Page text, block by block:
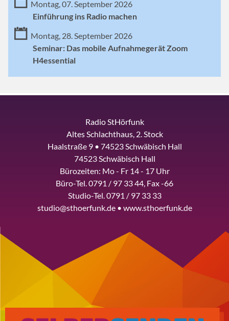
Montag, 07. September 2026
Einführung ins Radio machen
Montag, 28. September 2026
Seminar: Das mobile Aufnahmegerät Zoom
H4essential
Radio StHörfunk
Altes Schlachthaus, 2. Stock
Haalstraße 9 • 74523 Schwäbisch Hall
74523 Schwäbisch Hall
Bürozeiten: Mo - Fr 14 - 17 Uhr
Büro-Tel. 0791 / 97 33 44, Fax -66
Studio-Tel. 0791 / 97 33 33
studio@sthoerfunk.de • www.sthoerfunk.de